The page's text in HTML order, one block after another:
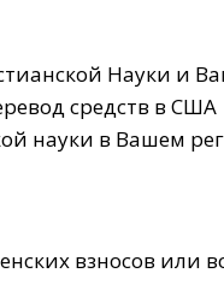
Науки и
средств в США
науки в Вашем
взносов или